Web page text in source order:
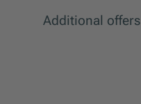
Additional offers